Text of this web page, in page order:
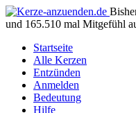
und 165.510 mal Mitgefühl
Startseite
Alle Kerzen
Entzünden
Anmelden
Bedeutung
Hilfe